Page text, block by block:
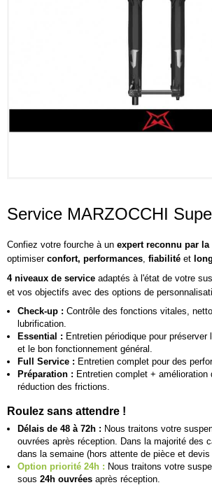
Service MARZOCCHI
Confiez votre fourche à un expert reconnu par la
optimiser confort, performances fiabilité et
4 niveaux de service adaptés à l'état de votre
et vos objectifs avec des options de
Check-up : Contrôle des fonctions vitales,
lubrification.
Essential : Entretien périodique pour
et le bon fonctionnement général.
Full Service : Entretien complet pour des
Préparation : Entretien complet + amélioration
réduction des frictions.
Roulez sans attendre !
Délais de 48 à 72h : Nous traitons votre
ouvrées après réception. Dans la majorité des
dans la semaine (hors attente de pièce et
Option priorité 24h : Nous traitons votre
sous 24h ouvrées après réception.